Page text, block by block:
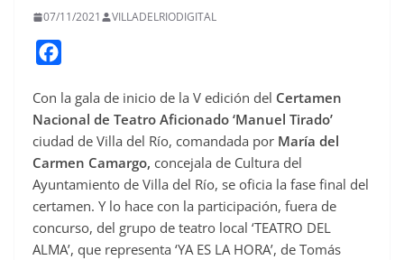
07/11/2021 VILLADELRIODIGITAL
c
e
o
o
k
Con la gala de inicio de la V edición del Certamen
Nacional de Teatro Aficionado ‘Manuel Tirado’
ciudad de Villa del Río, comandada por María del
Carmen Camargo, concejala de Cultura del
Ayuntamiento de Villa del Río, se oficia la fase final del
certamen. Y lo hace con la participación, fuera de
concurso, del grupo de teatro local ‘TEATRO DEL
ALMA’, que representa ‘YA ES LA HORA’, de Tomás